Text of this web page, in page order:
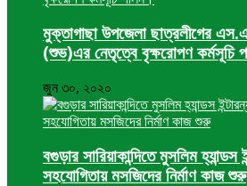
মুক্তাগাছা উপজেলা ছাত্রলীগের
(শুভ)এর নেতৃত্বে বৃক্ষরোপণ কর্মসূচি
জুন ৩০, ২০২০
বগুড়ার সারিয়াকান্দিতে মুসলিম হ্যান্ডস
সহযোগিতায় মসজিদের নির্মাণ কাজ শুরু